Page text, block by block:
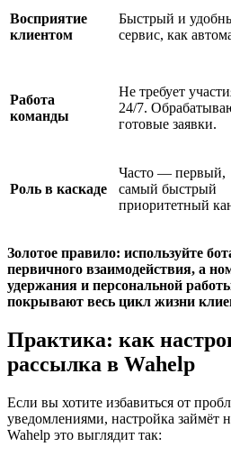
Восприятие
клиентом
Быстрый и
сервис, как
Работа
команды
Не требует
24/7.
готовые заявки.
Роль в каскаде
Часто — первый,
самый быстрый
приоритетный
Золотое правило: используйте
первичного взаимодействия, а
удержания и персональной
покрывают весь цикл жизни
Практика: как
рассылка в Wahelp
Если вы хотите избавиться от
уведомлениями, настройка займёт
Wahelp это выглядит так: